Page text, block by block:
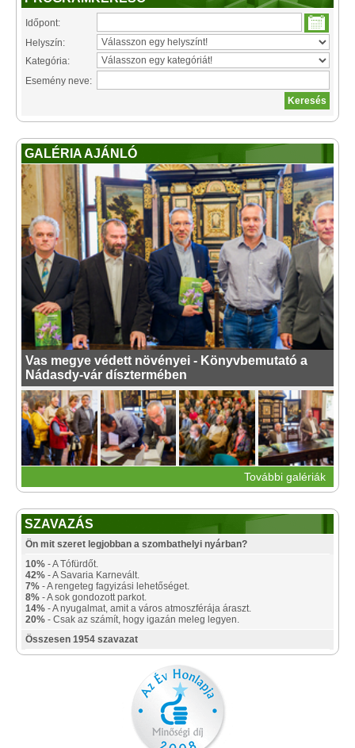
Időpont:
Helyszín:
Kategória:
Esemény neve:
GALÉRIA AJÁNLÓ
Vas megye védett növényei - Könyvbemutató a
Nádasdy-vár dísztermében
További galériák
SZAVAZÁS
Ön mit szeret legjobban a szombathelyi nyárban?
10% - A Tófürdőt.
42% - A Savaria Karnevált.
7% - A rengeteg fagyizási lehetőséget.
8% - A sok gondozott parkot.
14% - A nyugalmat, amit a város atmoszférája áraszt.
20% - Csak az számít, hogy igazán meleg legyen.
Összesen 1954 szavazat